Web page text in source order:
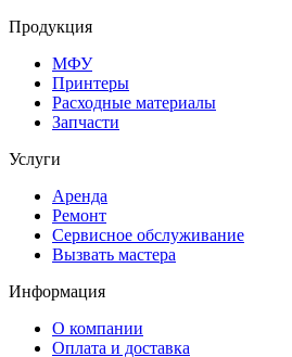
Продукция
МФУ
Принтеры
Расходные материалы
Запчасти
Услуги
Аренда
Ремонт
Сервисное обслуживание
Вызвать мастера
Информация
О компании
Оплата и доставка